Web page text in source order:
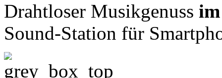
Drahtloser Musikgenuss
Sound-Station für